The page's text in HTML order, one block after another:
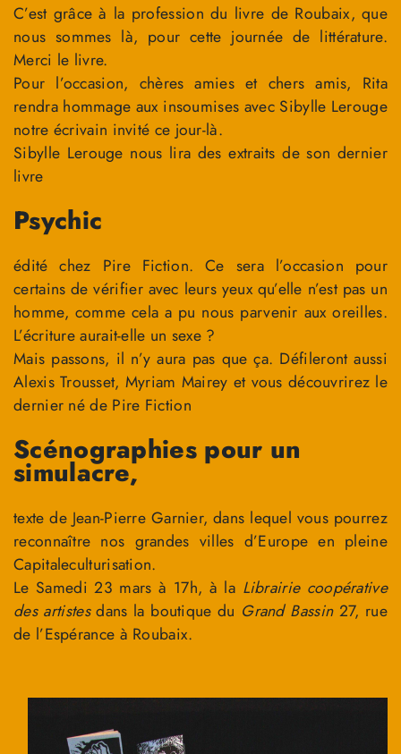
C’est grâce à la profession du livre de Roubaix, que
nous sommes là, pour cette journée de littérature.
Merci le livre.
Pour l’occasion, chères amies et chers amis, Rita
rendra hommage aux insoumises avec Sibylle Lerouge
notre écrivain invité ce jour-là.
Sibylle Lerouge nous lira des extraits de son dernier
livre
Psychic
édité chez Pire Fiction. Ce sera l’occasion pour
certains de vérifier avec leurs yeux qu’elle n’est pas un
homme, comme cela a pu nous parvenir aux oreilles.
L’écriture aurait-elle un sexe ?
Mais passons, il n’y aura pas que ça. Défileront aussi
Alexis Trousset, Myriam Mairey et vous découvrirez le
dernier né de Pire Fiction
Scénographies pour un
simulacre,
texte de Jean-Pierre Garnier, dans lequel vous pourrez
reconnaître nos grandes villes d’Europe en pleine
Capitaleculturisation.
Le Samedi 23 mars à 17h, à la Librairie coopérative
des artistesdans la boutique du Grand Bassin27, rue
de l’Espérance à Roubaix.